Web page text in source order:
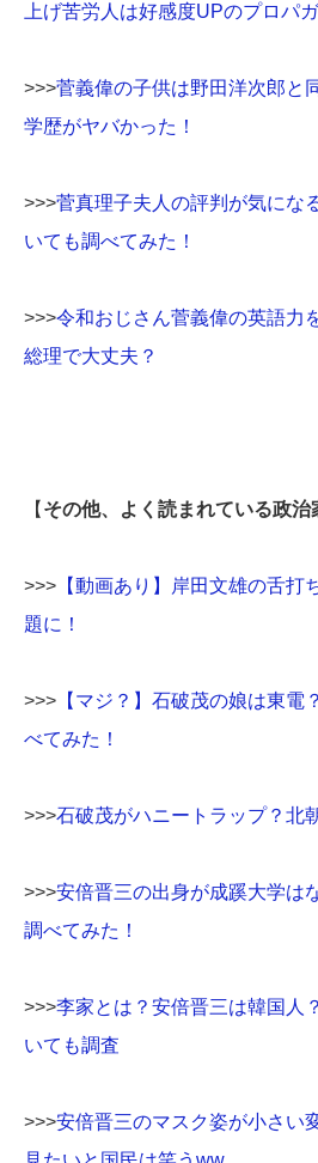
上げ苦労人は好感度UPのプロパ
>>>菅義偉の子供は野田洋次郎と
学歴がヤバかった！
>>>菅真理子夫人の評判が気にな
いても調べてみた！
>>>令和おじさん菅義偉の英語力
総理で大丈夫？
【 その他、よく読まれている政治
>>> 【動画あり】岸田文雄の舌打
題に！
>>> 【マジ？】石破茂の娘は東電
べてみた！
>>>石破茂がハニートラップ？北
>>>安倍晋三の出身が成蹊大学は
調べてみた！
>>>李家とは？安倍晋三は韓国人
いても調査
>>>安倍晋三のマスク姿が小さい